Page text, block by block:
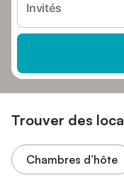
Invités
Trouver des
Chambres d’hôte